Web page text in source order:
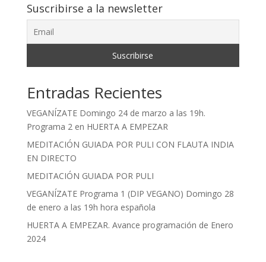
Suscribirse a la newsletter
Entradas Recientes
VEGANÍZATE Domingo 24 de marzo a las 19h.
Programa 2 en HUERTA A EMPEZAR
MEDITACIÓN GUIADA POR PULI CON FLAUTA INDIA
EN DIRECTO
MEDITACIÓN GUIADA POR PULI
VEGANÍZATE Programa 1 (DIP VEGANO) Domingo 28
de enero a las 19h hora española
HUERTA A EMPEZAR. Avance programación de Enero
2024